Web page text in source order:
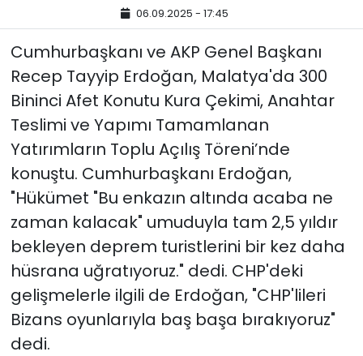
06.09.2025 - 17:45
Cumhurbaşkanı ve AKP Genel Başkanı
Recep Tayyip Erdoğan, Malatya'da 300
Bininci Afet Konutu Kura Çekimi, Anahtar
Teslimi ve Yapımı Tamamlanan
Yatırımların Toplu Açılış Töreni’nde
konuştu. Cumhurbaşkanı Erdoğan,
"Hükümet "Bu enkazın altında acaba ne
zaman kalacak" umuduyla tam 2,5 yıldır
bekleyen deprem turistlerini bir kez daha
hüsrana uğratıyoruz." dedi. CHP'deki
gelişmelerle ilgili de Erdoğan, "CHP'lileri
Bizans oyunlarıyla baş başa bırakıyoruz"
dedi.